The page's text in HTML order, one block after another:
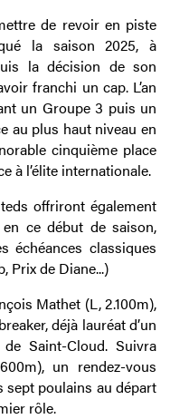
de revoir en piste
la saison 2025, à
la décision de son
franchi un cap. L’an
un Groupe 3 puis un
au plus haut niveau en
cinquième place
à l’élite internationale.
offriront également
ce début de saison,
échéances classiques
Prix de Diane...)
Mathet (L, 2.100m),
déjà lauréat d’un
Saint-Cloud. Suivra
un rendez-vous
poulains au départ
rôle.